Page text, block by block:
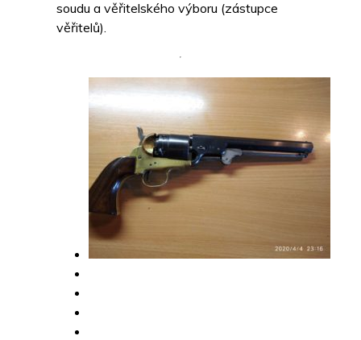
soudu a věřitelského výboru (zástupce
věřitelů).